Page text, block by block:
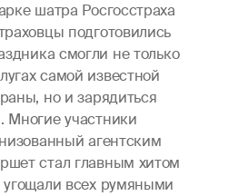
шатра Росгосстраха
подготовились
смогли не только
самой известной
но и зарядиться
Многие участники
агентским
стал главным хитом
всех румяными